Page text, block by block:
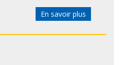
En savoir plus